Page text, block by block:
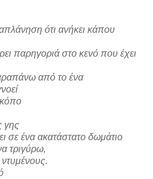
ότι ανήκει κάπου
παρηγοριά στο κενό που έχει
από το ένα
γης
σε ένα ακατάστατο δωμάτιο
τριγύρω,